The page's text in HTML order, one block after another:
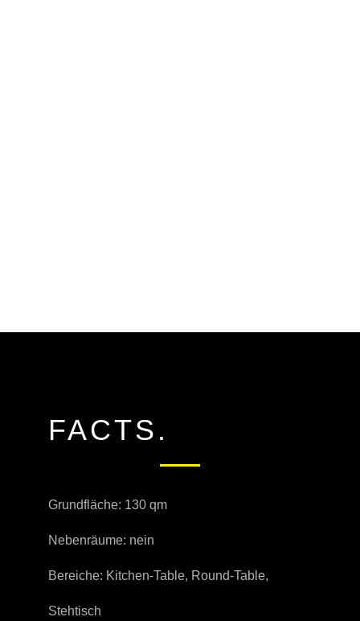
FACTS.
Grundfläche: 130 qm
Nebenräume: nein
Bereiche: Kitchen-Table, Round-Table,
Stehtisch